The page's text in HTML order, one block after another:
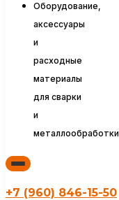
Оборудование,
аксессуары
и
расходные
материалы
для сварки
и
металлообработки
+7 (960) 846-15-50